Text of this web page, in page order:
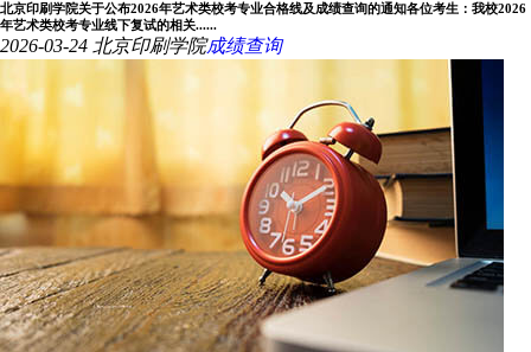
北京印刷学院关于公布2026年艺术类校考专业合格线及成绩查询的通知各位考生：我校2026
年艺术类校考专业线下复试的相关......
2026-03-24 北京印刷学院成绩查询